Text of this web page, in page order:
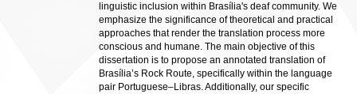
linguistic inclusion within Brasília's deaf community. We
emphasize the significance of theoretical and practical
approaches that render the translation process more
conscious and humane. The main objective of this
dissertation is to propose an annotated translation of
Brasília’s Rock Route, specifically within the language
pair Portuguese–Libras. Additionally, our specific